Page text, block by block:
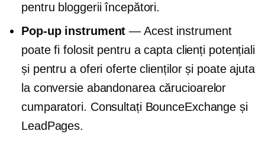
pentru bloggerii începători.
Pop-upinstrument — Acest instrument
poate fi folosit pentru a capta clienți potențiali
și pentru a oferi oferte clienților și poate ajuta
la conversie abandonarea cărucioarelor
cumparatori. Consultați BounceExchange și
LeadPages.